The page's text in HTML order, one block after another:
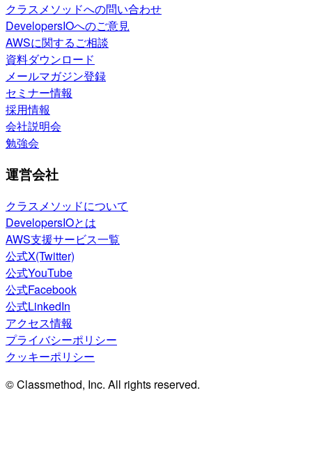
クラスメソッドへの問い合わせ
DevelopersIOへのご意見
AWSに関するご相談
資料ダウンロード
メールマガジン登録
セミナー情報
採用情報
会社説明会
勉強会
運営会社
クラスメソッドについて
DevelopersIOとは
AWS支援サービス一覧
公式X(Twitter)
公式YouTube
公式Facebook
公式LinkedIn
アクセス情報
プライバシーポリシー
クッキーポリシー
© Classmethod, Inc. All rights reserved.